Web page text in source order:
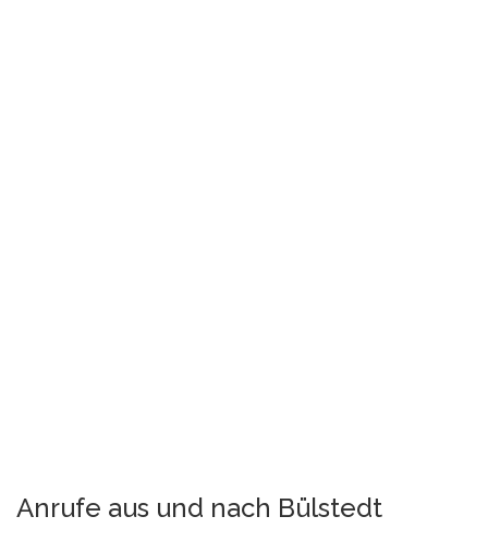
Anrufe aus und nach Bülstedt